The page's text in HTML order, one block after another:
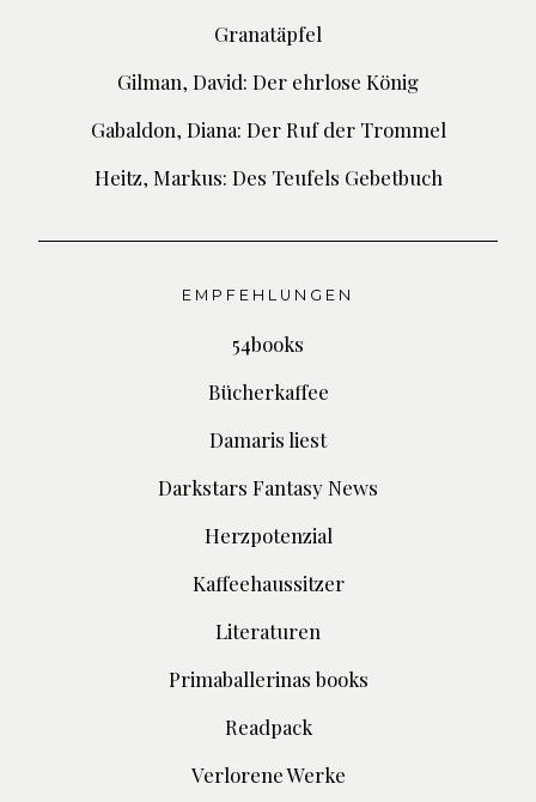
Granatäpfel
Gilman, David: Der ehrlose König
Gabaldon, Diana: Der Ruf der Trommel
Heitz, Markus: Des Teufels Gebetbuch
EMPFEHLUNGEN
54books
Bücherkaffee
Damaris liest
Darkstars Fantasy News
Herzpotenzial
Kaffeehaussitzer
Literaturen
Primaballerinas books
Readpack
Verlorene Werke